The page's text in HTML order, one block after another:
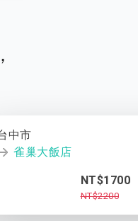
中市
雀巢大飯店
NT$1700
NT$2200